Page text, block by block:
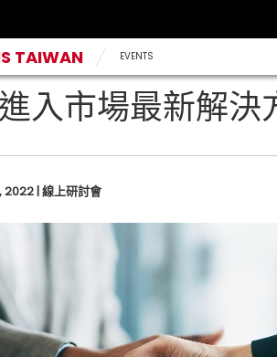
TAIWAN EVENTS
入市場最新解決
| 線上研討會